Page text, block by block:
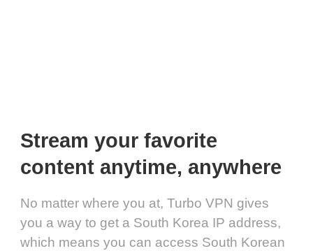
Stream your favorite
content anytime, anywhere
No matter where you at, Turbo VPN gives
you a way to get a South Korea IP address,
which means you can access South Korean